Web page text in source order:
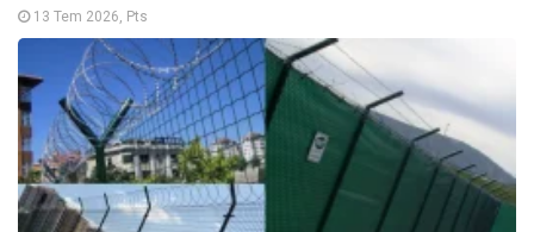
13 Tem 2026, Pts